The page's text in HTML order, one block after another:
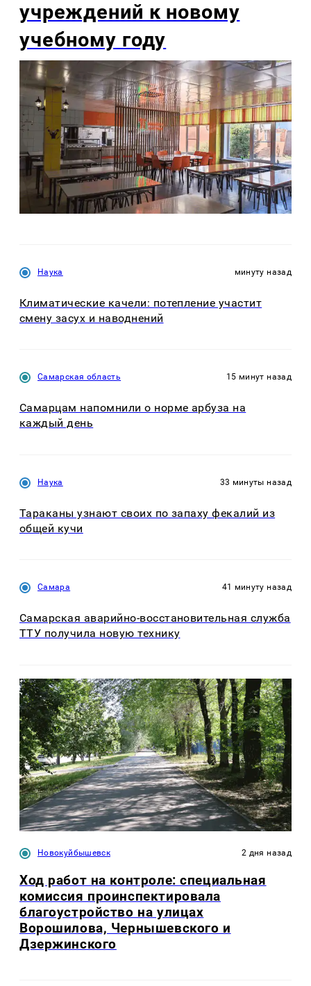
учреждений к новому
учебному году
Наука минуту назад
Климатические качели: потепление участит
смену засух и наводнений
Самарская область 15 минут назад
Самарцам напомнили о норме арбуза на
каждый день
Наука 33 минуты назад
Тараканы узнают своих по запаху фекалий из
общей кучи
Самара 41 минуту назад
Самарская аварийно-восстановительная служба
ТТУ получила новую технику
Новокуйбышевск 2 дня назад
Ход работ на контроле: специальная
комиссия проинспектировала
благоустройство на улицах
Ворошилова, Чернышевского и
Дзержинского